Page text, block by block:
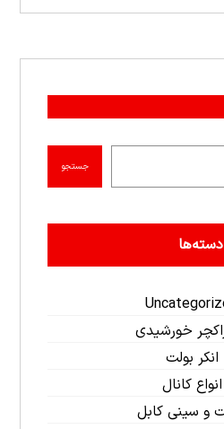
جستجو
دسته‌ها
خورشیدی
انکر بولت
انواع کانال
و سینی کابل